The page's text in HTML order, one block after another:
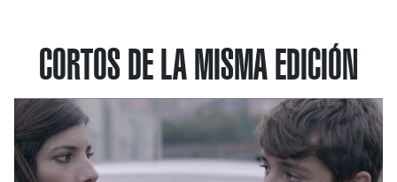
CORTOS DE LA MISMA EDICIÓN